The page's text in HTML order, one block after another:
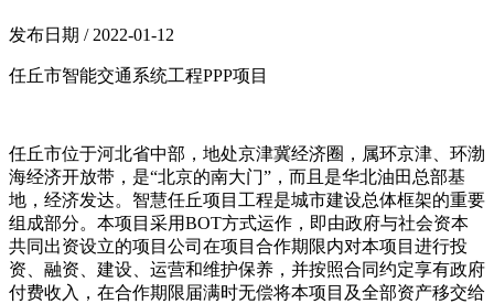
发布日期 / 2022-01-12
任丘市智能交通系统工程PPP项目
任丘市位于河北省中部，地处京津冀经济圈，属环京津、环渤
海经济开放带，是“北京的南大门”，而且是华北油田总部基
地，经济发达。智慧任丘项目工程是城市建设总体框架的重要
组成部分。本项目采用BOT方式运作，即由政府与社会资本
共同出资设立的项目公司在项目合作期限内对本项目进行投
资、融资、建设、运营和维护保养，并按照合同约定享有政府
付费收入，在合作期限届满时无偿将本项目及全部资产移交给